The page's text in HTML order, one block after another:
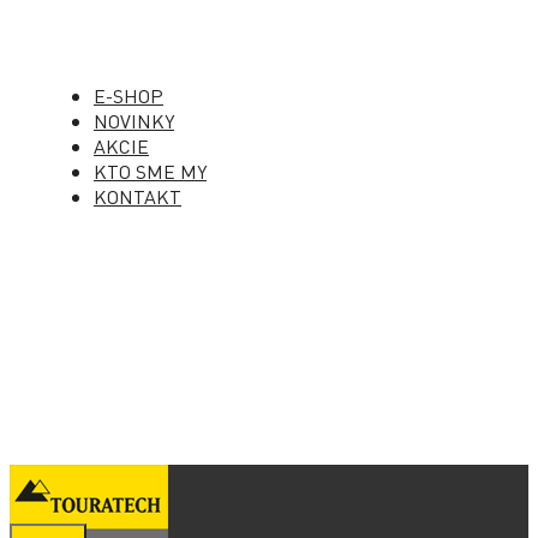
E-SHOP
NOVINKY
AKCIE
KTO SME MY
KONTAKT